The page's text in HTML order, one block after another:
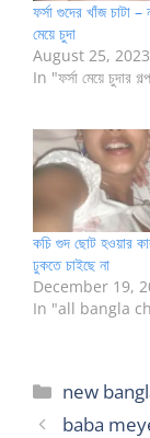
ফর্সা গুদের খাঁজ চাটা
মেয়ে চুদা
August 25, 2023
In "ফর্সা মেয়ে চুদার
কচি গুদ ছোট হওয়ার
ঢুকতে চাইছে না
December 19,
In "all bangla
new
baba meye